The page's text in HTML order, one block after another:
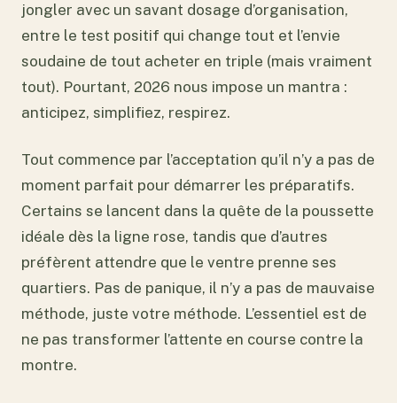
jongler avec un savant dosage d’organisation,
entre le test positif qui change tout et l’envie
soudaine de tout acheter en triple (mais vraiment
tout). Pourtant, 2026 nous impose un mantra :
anticipez, simplifiez, respirez.
Tout commence par l’acceptation qu’il n’y a pas de
moment parfait pour démarrer les préparatifs.
Certains se lancent dans la quête de la poussette
idéale dès la ligne rose, tandis que d’autres
préfèrent attendre que le ventre prenne ses
quartiers. Pas de panique, il n’y a pas de mauvaise
méthode, juste votre méthode. L’essentiel est de
ne pas transformer l’attente en course contre la
montre.